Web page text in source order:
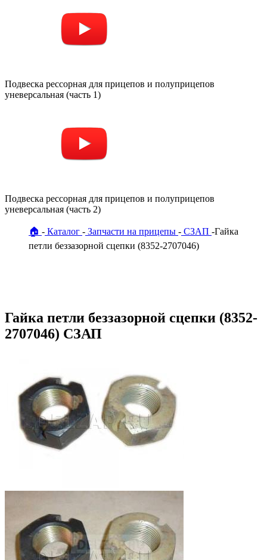
Подвеска рессорная для прицепов и полуприцепов
уневерсальная (часть 1)
Подвеска рессорная для прицепов и полуприцепов
уневерсальная (часть 2)
🏠 Каталог Запчасти на прицепы СЗАП Гайка
петли беззазорной сцепки (8352-2707046)
Гайка петли беззазорной сцепки (8352-
2707046) СЗАП